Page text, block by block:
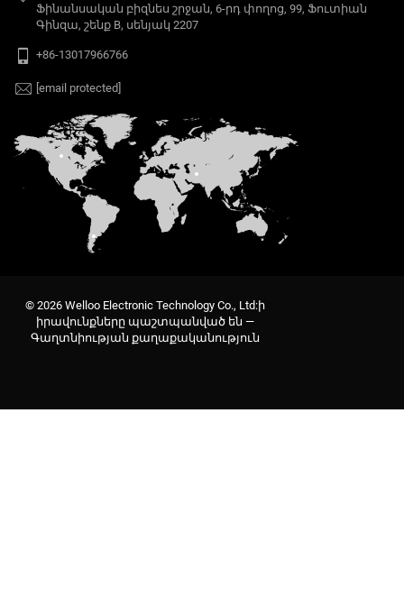
Ֆինանսական բիզնես շրջան, 6-րդ փողոց, 99, Ֆուտիան
Գինզա, շենք B, սենյակ 2207
+86-13017966766
[email protected]
© 2026 Welloo Electronic Technology Co., Ltd:ի
իրավունքները պաշտպանված են —
Գաղտնիության քաղաքականություն